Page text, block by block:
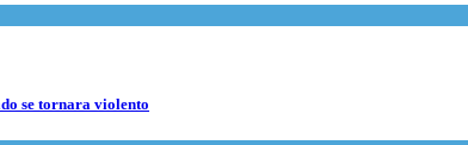
se tornara violento